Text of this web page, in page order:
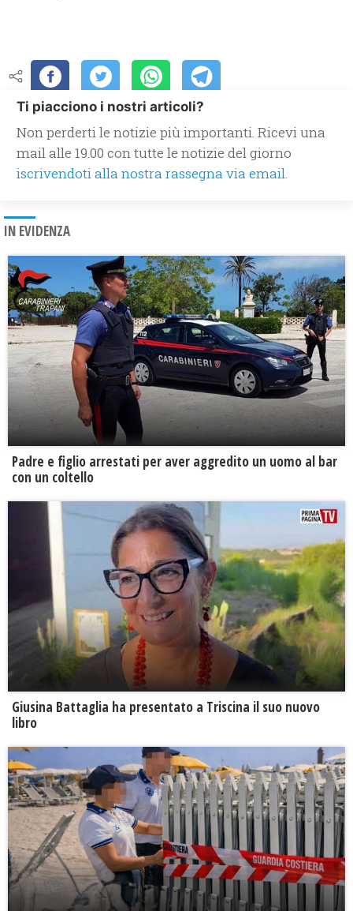
Ti piacciono i nostri articoli?
Non perderti le notizie più importanti. Ricevi una
mail alle 19.00 con tutte le notizie del giorno
iscrivendoti alla nostra rassegna via email.
IN EVIDENZA
Padre e figlio arrestati per aver aggredito un uomo al bar
con un coltello
Giusina Battaglia ha presentato a Triscina il suo nuovo
libro